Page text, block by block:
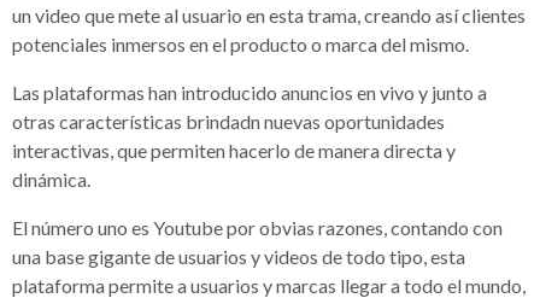
un video que mete al usuario en esta trama, creando así clientes
potenciales inmersos en el producto o marca del mismo.
Las plataformas han introducido anuncios en vivo y junto a
otras características brindadn nuevas oportunidades
interactivas, que permiten hacerlo de manera directa y
dinámica.
El número uno es Youtube por obvias razones, contando con
una base gigante de usuarios y videos de todo tipo, esta
plataforma permite a usuarios y marcas llegar a todo el mundo,